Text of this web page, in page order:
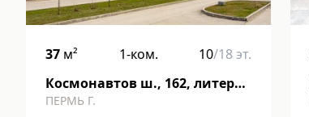
37 м² 1-ком. 10/18эт.
Космонавтов ш., 162, литера
к
ПЕРМЬ Г.